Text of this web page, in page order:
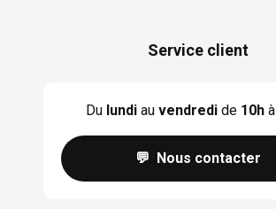
Service client
Du lundiau vendredide 10hà
💬 Nous contacter